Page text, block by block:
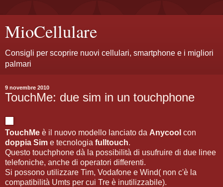
MioCellulare
Consigli per scoprire nuovi cellulari, smartphone e i migliori
palmari
9 novembre 2010
TouchMe: due sim in un touchphone
TouchMe è il nuovo modello lanciato da Anycool con
doppia Sim e tecnologia fulltouch.
Questo touchphone dà la possibilità di usufruire di due linee
telefoniche, anche di operatori differenti.
Si possono utilizzare Tim, Vodafone e Wind( non c'è la
compatibilità Umts per cui Tre è inutilizzabile).